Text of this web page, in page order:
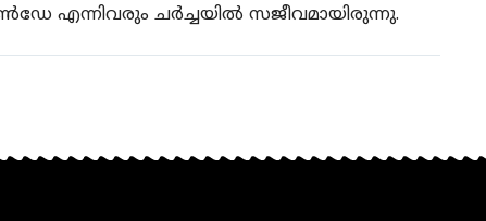
എന്നിവരും ചർച്ചയിൽ സജീവമായിരുന്നു.